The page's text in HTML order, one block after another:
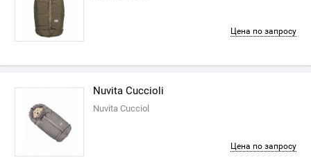
Цена по запросу
Nuvita Cuccioli
Nuvita Cucciol
Цена по запросу